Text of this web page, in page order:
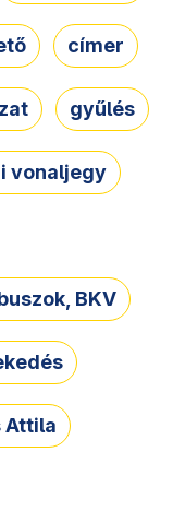
címer
gyűlés
vonaljegy
BKV
Attila